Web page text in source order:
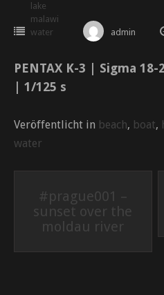
lake
malawi
water
admin
PENTAX K-3 | Sigma
| 1/125 s
Veröffentlicht in beach, boat,
water
Beitrags-
Navigation
#prague001 –
sunset over the
moldau river